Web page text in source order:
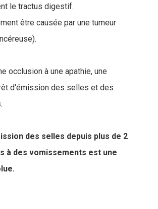
le tractus digestif.
être causée par une tumeur
occlusion à une apathie, une
d'émission des selles et des
des selles depuis plus de 2
à des vomissements est une